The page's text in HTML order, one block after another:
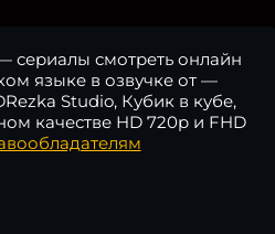
сериалы смотреть онлайн
языке в озвучке от —
Studio, Кубик в кубе,
качестве HD 720p и FHD